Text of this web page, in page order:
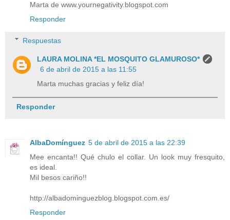
Marta de www.yournegativity.blogspot.com
Responder
Respuestas
LAURA MOLINA *EL MOSQUITO GLAMUROSO*
6 de abril de 2015 a las 11:55
Marta muchas gracias y feliz día!
Responder
AlbaDomínguez 5 de abril de 2015 a las 22:39
Mee encanta!! Qué chulo el collar. Un look muy fresquito,
es ideal.
Mil besos cariño!!
http://albadominguezblog.blogspot.com.es/
Responder